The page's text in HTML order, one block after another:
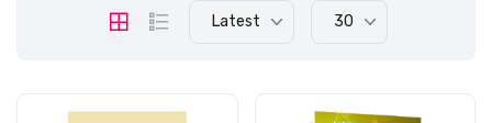
Latest 30